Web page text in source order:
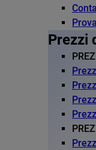
Prezzi